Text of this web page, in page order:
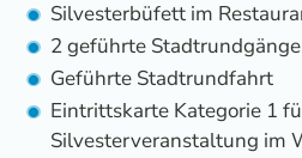
Silvesterbüfett im
2 geführte Stadtrundgänge
Geführte Stadtrundfahrt
Eintrittskarte Kategorie 1
Silvesterveranstaltung im